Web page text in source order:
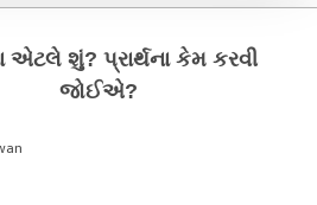
એટલે શું? પ્રાર્થના કેમ કરવી
જોઈએ?